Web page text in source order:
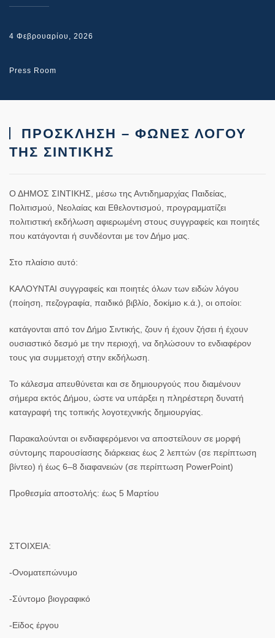
4 Φεβρουαρίου, 2026
Press Room
ΠΡΟΣΚΛΗΣΗ – ΦΩΝΕΣ ΛΟΓΟΥ
ΤΗΣ ΣΙΝΤΙΚΗΣ
Ο ΔΗΜΟΣ ΣΙΝΤΙΚΗΣ, μέσω της Αντιδημαρχίας Παιδείας,
Πολιτισμού, Νεολαίας και Εθελοντισμού, προγραμματίζει
πολιτιστική εκδήλωση αφιερωμένη στους συγγραφείς και ποιητές
που κατάγονται ή συνδέονται με τον Δήμο μας.
Στο πλαίσιο αυτό:
ΚΑΛΟΥΝΤΑΙ συγγραφείς και ποιητές όλων των ειδών λόγου
(ποίηση, πεζογραφία, παιδικό βιβλίο, δοκίμιο κ.ά.), οι οποίοι:
κατάγονται από τον Δήμο Σιντικής, ζουν ή έχουν ζήσει ή έχουν
ουσιαστικό δεσμό με την περιοχή, να δηλώσουν το ενδιαφέρον
τους για συμμετοχή στην εκδήλωση.
Το κάλεσμα απευθύνεται και σε δημιουργούς που διαμένουν
σήμερα εκτός Δήμου, ώστε να υπάρξει η πληρέστερη δυνατή
καταγραφή της τοπικής λογοτεχνικής δημιουργίας.
Παρακαλούνται οι ενδιαφερόμενοι να αποστείλουν σε μορφή
σύντομης παρουσίασης διάρκειας έως 2 λεπτών (σε περίπτωση
βίντεο) ή έως 6–8 διαφανειών (σε περίπτωση PowerPoint)
Προθεσμία αποστολής: έως 5 Μαρτίου
ΣΤΟΙΧΕΙΑ:
-Ονοματεπώνυμο
-Σύντομο βιογραφικό
-Είδος έργου